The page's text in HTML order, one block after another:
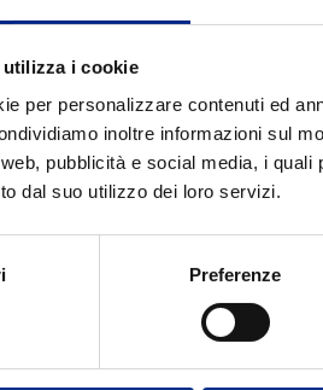
i cookie
per personalizzare contenuti ed
inoltre informazioni sul
pubblicità e social media, i
dal suo utilizzo dei loro servizi.
Preferenze
prestazioniè essenziale per
e a regime
controllo elettronico
progettati per offrire
efficienza e